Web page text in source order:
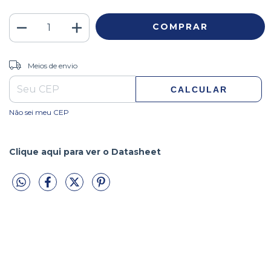
Entregas para o CEP:
Meios de envio
CALCULAR
Não sei meu CEP
Clique aqui para ver o Datasheet